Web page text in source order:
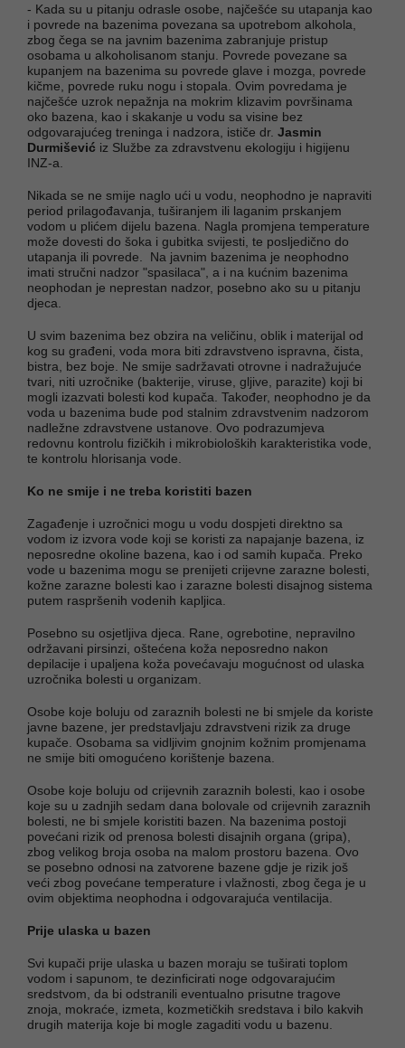
- Kada su u pitanju odrasle osobe, najčešće su utapanja kao
i povrede na bazenima povezana sa upotrebom alkohola,
zbog čega se na javnim bazenima zabranjuje pristup
osobama u alkoholisanom stanju. Povrede povezane sa
kupanjem na bazenima su povrede glave i mozga, povrede
kičme, povrede ruku nogu i stopala. Ovim povredama je
najčešće uzrok nepažnja na mokrim klizavim površinama
oko bazena, kao i skakanje u vodu sa visine bez
odgovarajućeg treninga i nadzora, ističe dr. Jasmin
Durmišević iz Službe za zdravstvenu ekologiju i higijenu
INZ-a.
Nikada se ne smije naglo ući u vodu, neophodno je napraviti
period prilagođavanja, tuširanjem ili laganim prskanjem
vodom u plićem dijelu bazena. Nagla promjena temperature
može dovesti do šoka i gubitka svijesti, te posljedično do
utapanja ili povrede. Na javnim bazenima je neophodno
imati stručni nadzor "spasilaca", a i na kućnim bazenima
neophodan je neprestan nadzor, posebno ako su u pitanju
djeca.
U svim bazenima bez obzira na veličinu, oblik i materijal od
kog su građeni, voda mora biti zdravstveno ispravna, čista,
bistra, bez boje. Ne smije sadržavati otrovne i nadražujuće
tvari, niti uzročnike (bakterije, viruse, gljive, parazite) koji bi
mogli izazvati bolesti kod kupača. Također, neophodno je da
voda u bazenima bude pod stalnim zdravstvenim nadzorom
nadležne zdravstvene ustanove. Ovo podrazumjeva
redovnu kontrolu fizičkih i mikrobioloških karakteristika vode,
te kontrolu hlorisanja vode.
Ko ne smije i ne treba koristiti bazen
Zagađenje i uzročnici mogu u vodu dospjeti direktno sa
vodom iz izvora vode koji se koristi za napajanje bazena, iz
neposredne okoline bazena, kao i od samih kupača. Preko
vode u bazenima mogu se prenijeti crijevne zarazne bolesti,
kožne zarazne bolesti kao i zarazne bolesti disajnog sistema
putem raspršenih vodenih kapljica.
Posebno su osjetljiva djeca. Rane, ogrebotine, nepravilno
održavani pirsinzi, oštećena koža neposredno nakon
depilacije i upaljena koža povećavaju mogućnost od ulaska
uzročnika bolesti u organizam.
Osobe koje boluju od zaraznih bolesti ne bi smjele da koriste
javne bazene, jer predstavljaju zdravstveni rizik za druge
kupače. Osobama sa vidljivim gnojnim kožnim promjenama
ne smije biti omogućeno korištenje bazena.
Osobe koje boluju od crijevnih zaraznih bolesti, kao i osobe
koje su u zadnjih sedam dana bolovale od crijevnih zaraznih
bolesti, ne bi smjele koristiti bazen. Na bazenima postoji
povećani rizik od prenosa bolesti disajnih organa (gripa),
zbog velikog broja osoba na malom prostoru bazena. Ovo
se posebno odnosi na zatvorene bazene gdje je rizik još
veći zbog povećane temperature i vlažnosti, zbog čega je u
ovim objektima neophodna i odgovarajuća ventilacija.
Prije ulaska u bazen
Svi kupači prije ulaska u bazen moraju se tuširati toplom
vodom i sapunom, te dezinficirati noge odgovarajućim
sredstvom, da bi odstranili eventualno prisutne tragove
znoja, mokraće, izmeta, kozmetičkih sredstava i bilo kakvih
drugih materija koje bi mogle zagaditi vodu u bazenu.